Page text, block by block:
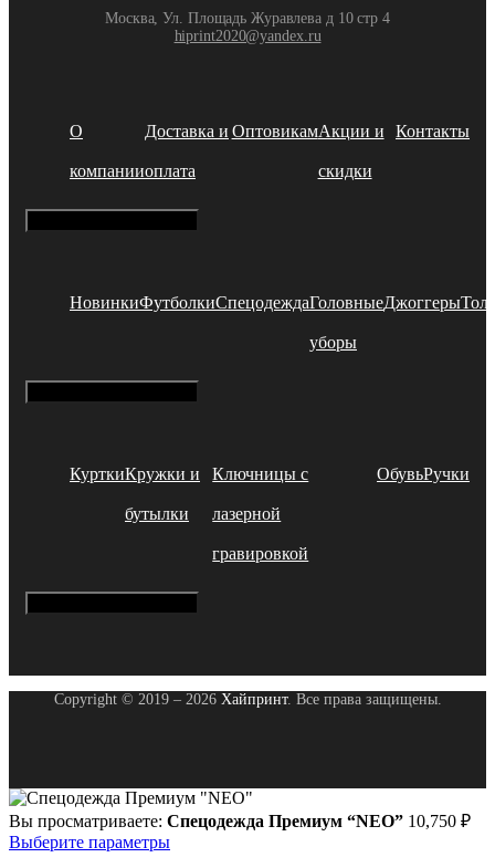
Москва, Ул. Площадь Журавлева д 10 стр 4
hiprint2020@yandex.ru
О
компании
Доставка и
оплата
ОптовикамАкции и
скидки
Контакты
НовинкиФутболкиСпецодеждаГоловные
уборы
Джоггеры
КурткиКружки и
бутылки
Ключницы с
лазерной
гравировкой
ОбувьРучки
Copyright © 2019 – 2026 Хайпринт. Все права защищены.
Вы просматриваете: Спецодежда Премиум “NEO” 10,750 ₽
Выберите параметры